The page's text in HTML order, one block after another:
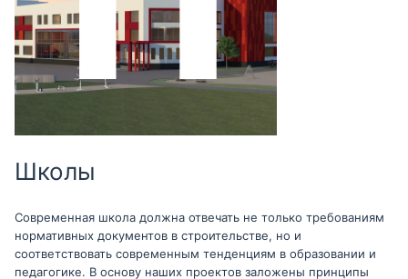
Школы
Современная школа должна отвечать не только требованиям
нормативных документов в строительстве, но и
соответствовать современным тенденциям в образовании и
педагогике. В основу наших проектов заложены принципы